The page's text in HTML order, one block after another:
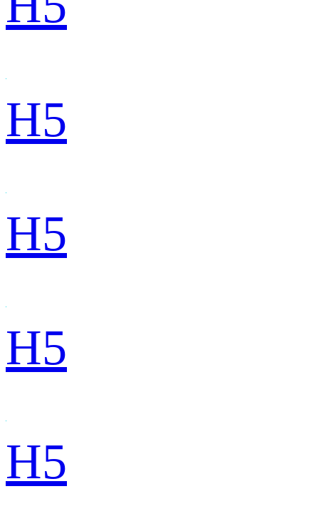
H5
H5
H5
H5